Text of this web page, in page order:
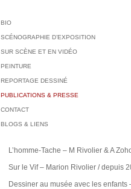
BIO
SCÉNOGRAPHIE D’EXPOSITION
SUR SCÈNE ET EN VIDÉO
PEINTURE
REPORTAGE DESSINÉ
PUBLICATIONS & PRESSE
CONTACT
BLOGS & LIENS
L’homme-Tache – M Rivolier & A
Sur le Vif – Marion Rivolier / depuis
Dessiner au musée avec les